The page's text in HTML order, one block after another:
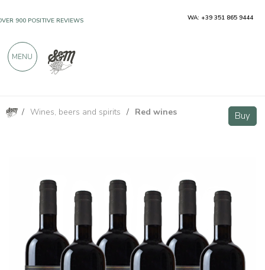
/ Wines, beers and spirits / Red wines Buy
Bionasega Rosso IGT Toscana - 6 bottiglie - Il Poggiolo Buy
900 POSITIVE REVIEWS WA: +39 351 865 9444
MENU